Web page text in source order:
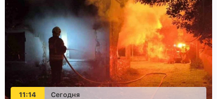
11:14 Сегодня